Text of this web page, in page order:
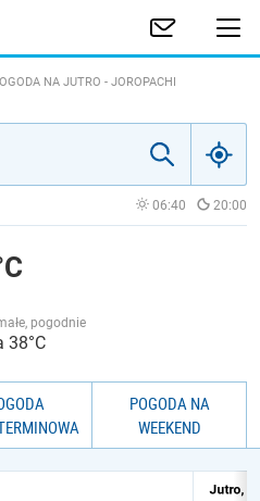
NA JUTRO - JOROPACHI
06:40 20:00
pogodnie
38°C
POGODA NA
WEEKEND